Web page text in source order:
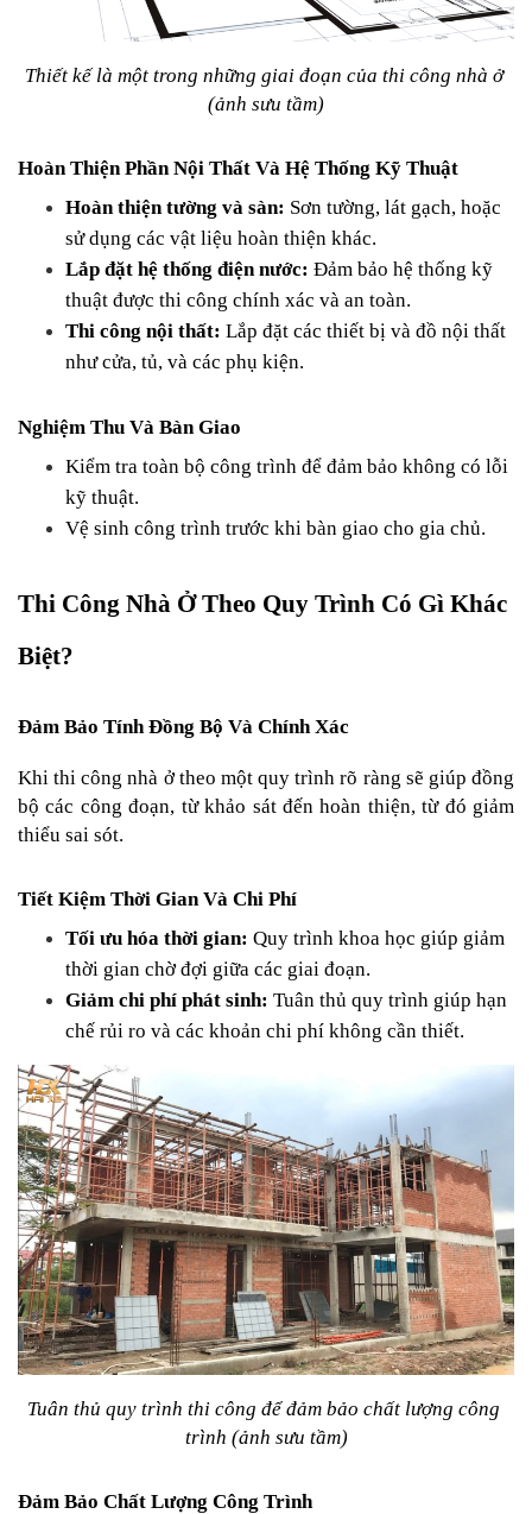
Thiết kế là một trong những giai đoạn của thi công nhà ở
(ảnh sưu tầm)
Hoàn Thiện Phần Nội Thất Và Hệ Thống Kỹ Thuật
Hoàn thiện tường và sàn: Sơn tường, lát gạch, hoặc
sử dụng các vật liệu hoàn thiện khác.
Lắp đặt hệ thống điện nước: Đảm bảo hệ thống kỹ
thuật được thi công chính xác và an toàn.
Thi công nội thất: Lắp đặt các thiết bị và đồ nội thất
như cửa, tủ, và các phụ kiện.
Nghiệm Thu Và Bàn Giao
Kiểm tra toàn bộ công trình để đảm bảo không có lỗi
kỹ thuật.
Vệ sinh công trình trước khi bàn giao cho gia chủ.
Thi Công Nhà Ở Theo Quy Trình Có Gì Khác
Biệt?
Đảm Bảo Tính Đồng Bộ Và Chính Xác
Khi thi công nhà ở theo một quy trình rõ ràng sẽ giúp đồng
bộ các công đoạn, từ khảo sát đến hoàn thiện, từ đó giảm
thiểu sai sót.
Tiết Kiệm Thời Gian Và Chi Phí
Tối ưu hóa thời gian: Quy trình khoa học giúp giảm
thời gian chờ đợi giữa các giai đoạn.
Giảm chi phí phát sinh: Tuân thủ quy trình giúp hạn
chế rủi ro và các khoản chi phí không cần thiết.
Tuân thủ quy trình thi công để đảm bảo chất lượng công
trình (ảnh sưu tầm)
Đảm Bảo Chất Lượng Công Trình